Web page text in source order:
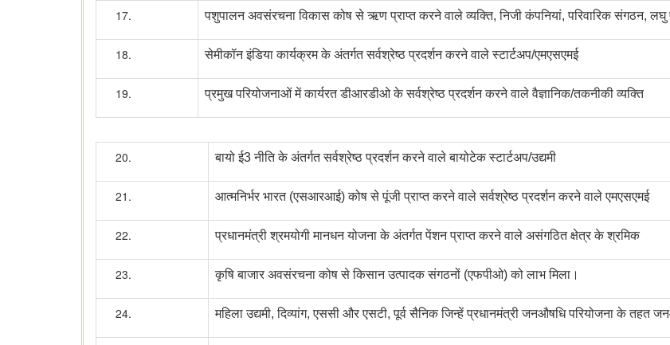
पशुपालन अवसंरचना विकास कोष से ऋण प्राप्त करने वाले व्यक्ति, निजी कंपनियां, परिवारिक संगठन, लघु
सेमीकॉन इंडिया कार्यक्रम के अंतर्गत सर्वश्रेष्ठ प्रदर्शन करने वाले स्टार्टअप/एमएसएमई
प्रमुख परियोजनाओं में कार्यरत डीआरडीओ के सर्वश्रेष्ठ प्रदर्शन करने वाले वैज्ञानिक/तकनीकी व्यक्ति
बायो ई3 नीति के अंतर्गत सर्वश्रेष्ठ प्रदर्शन करने वाले बायोटेक स्टार्टअप/उद्यमी
आत्मनिर्भर भारत (एसआरआई) कोष से पूंजी प्राप्त करने वाले सर्वश्रेष्ठ प्रदर्शन करने वाले एमएसएमई
प्रधानमंत्री श्रमयोगी मानधन योजना के अंतर्गत पेंशन प्राप्त करने वाले असंगठित क्षेत्र के श्रमिक
कृषि बाजार अवसंरचना कोष से किसान उत्पादक संगठनों (एफपीओ) को लाभ मिला।
महिला उद्यमी, दिव्यांग, एससी और एसटी, पूर्व सैनिक जिन्हें प्रधानमंत्री जनऔषधि परियोजना के तहत